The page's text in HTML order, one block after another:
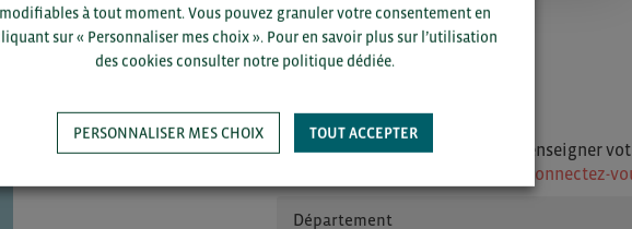
Pour voir les contacts, merci de renseigner
ou connectez-
modifiables à tout moment. Vous pouvez granuler votre consentement en
sur « Personnaliser mes choix ». Pour en savoir plus sur l’utilisation
des cookies consulter notre politique dédiée.
PERSONNALISER MES CHOIX TOUT ACCEPTER